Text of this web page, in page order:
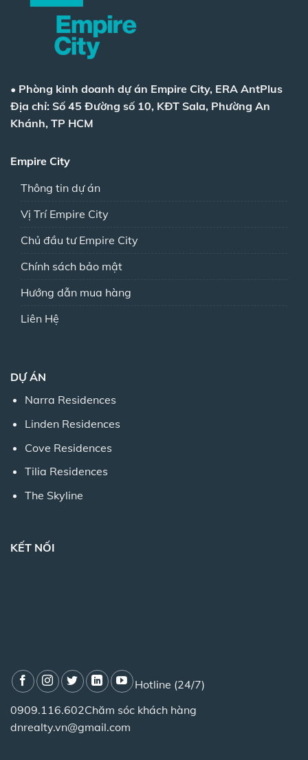
• Phòng kinh doanh dự án Empire City, ERA AntPlus
Địa chỉ: Số 45 Đường số 10, KĐT Sala, Phường An
Khánh, TP HCM
Empire City
Thông tin dự án
Vị Trí Empire City
Chủ đầu tư Empire City
Chính sách bảo mật
Hướng dẫn mua hàng
Liên Hệ
DỰ ÁN
Narra Residences
Linden Residences
Cove Residences
Tilia Residences
The Skyline
KẾT NỐI
Hotline (24/7)
0909.116.602Chăm sóc khách hàng
dnrealty.vn@gmail.com